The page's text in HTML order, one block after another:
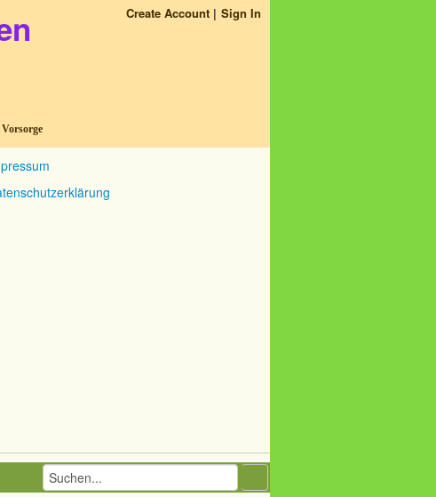
Create Account Sign In